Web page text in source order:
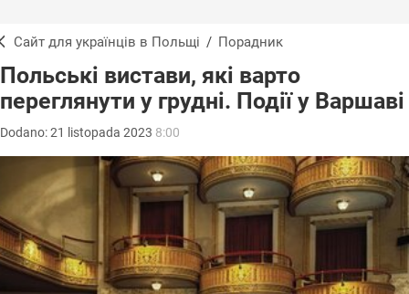
Сайт для українців в Польщі / Порадник
Польські вистави, які варто
переглянути у грудні. Події у Варшаві
Dodano:21 listopada 2023 8:00